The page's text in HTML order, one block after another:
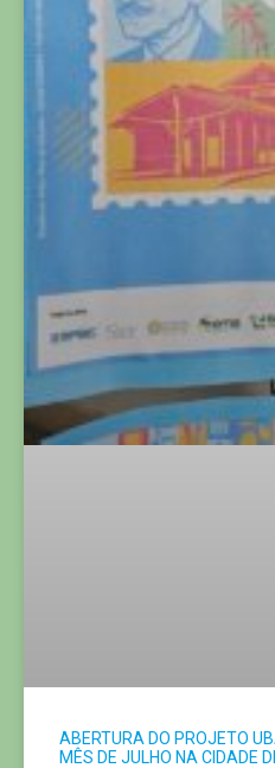
ABERTURA DO PROJETO
MÊS DE JULHO NA CIDADE